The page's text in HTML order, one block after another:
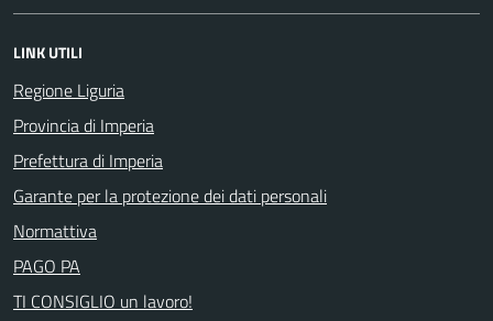
LINK UTILI
Regione Liguria
Provincia di Imperia
Prefettura di Imperia
Garante per la protezione dei dati personali
Normattiva
PAGO PA
TI CONSIGLIO un lavoro!